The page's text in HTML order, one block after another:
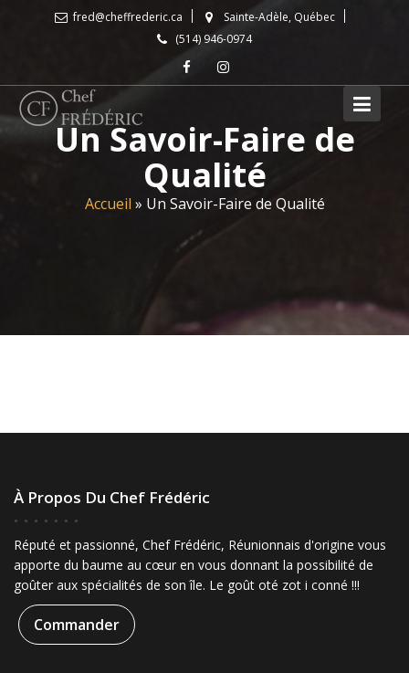
fred@cheffrederic.ca
Sainte-Adèle, Québec
(514) 946-0974
Un Savoir-Faire de
Qualité
Accueil » Un Savoir-Faire de Qualité
À Propos Du Chef Frédéric
Réputé et passionné, Chef Frédéric, Réunionnais d'origine vous
apporte du baume au cœur en vous donnant la possibilité de
goûter aux spécialités de son île. Le goût oté zot i conné !!!
Commander